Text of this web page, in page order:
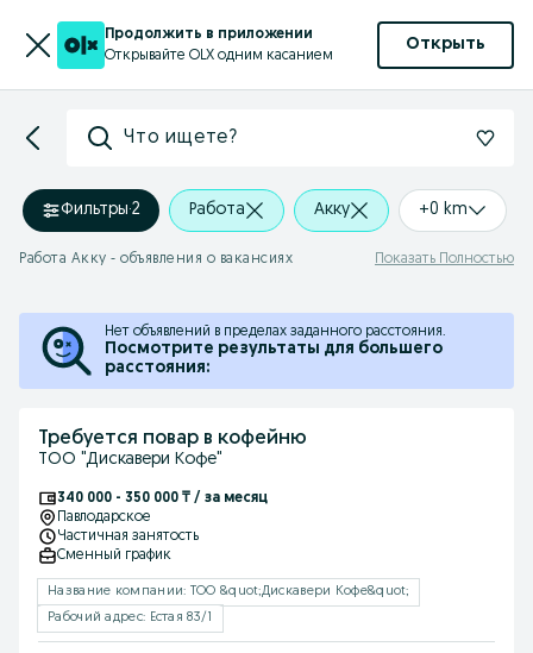
Продолжить в приложении
Открывайте OLX одним касанием
Открыть
Что ищете?
Фильтры·2 Работа Акку +0 km
Работа Акку - объявления о вакансиях Показать Полностью
Нет объявлений в пределах заданного расстояния.
Посмотрите результаты для большего
расстояния:
Требуется повар в кофейню
ТОО "Дискавери Кофе"
340 000 - 350 000 ₸ / за месяц
Павлодарское
Частичная занятость
Сменный график
Название компании: ТОО &quot;Дискавери Кофе&quot;
Рабочий адрес: Естая 83/1